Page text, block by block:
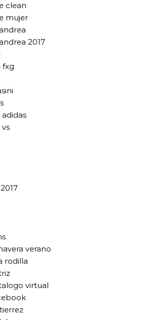
clean
mujer
2017
fxg
verano
rodilla
virtual